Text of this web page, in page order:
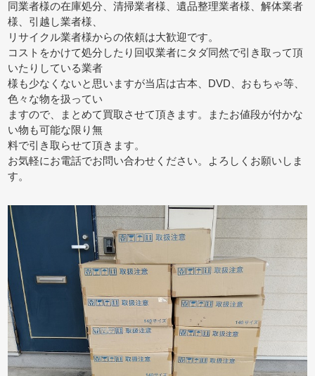
同業者様の在庫処分、清掃業者様、遺品整理業者様、解体業者
様、引越し業者様、
リサイクル業者様からの依頼は大歓迎です。
コストをかけて処分したり回収業者にタダ同然で引き取って頂
いたりしている業者
様も少なくないと思いますが当店は古本、DVD、おもちゃ等、
色々な物を扱ってい
ますので、まとめて買取させて頂きます。またお値段が付かな
い物も可能な限り無
料で引き取らせて頂きます。
お気軽にお電話でお問い合わせください。よろしくお願いしま
す。